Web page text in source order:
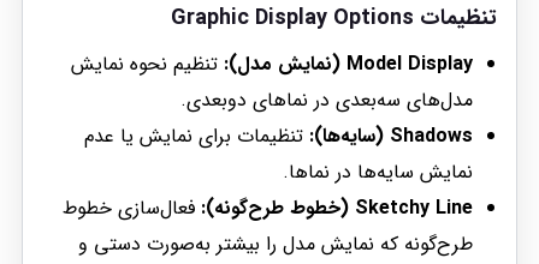
تنظیمات Graphic Display Options
Model Display (نمایش مدل):
تنظیم نحوه نمایش
مدل‌های سه‌بعدی در نماهای دوبعدی.
Shadows (سایه‌ها):
تنظیمات برای نمایش یا عدم
نمایش سایه‌ها در نماها.
Sketchy Line (خطوط طرح‌گونه):
فعال‌سازی خطوط
طرح‌گونه که نمایش مدل را بیشتر به‌صورت دستی و